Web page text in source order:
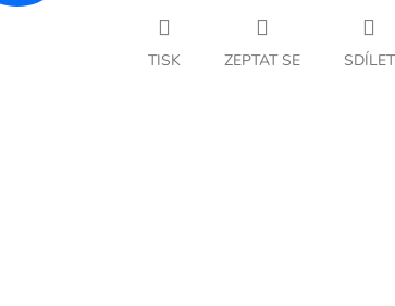
TISK ZEPTAT SE SDÍLET